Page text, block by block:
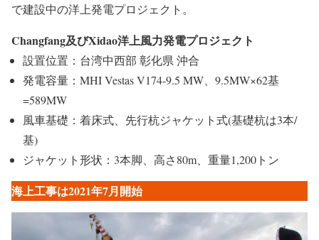
で建設中の洋上発電プロジェクト。
Changfang及びXidao洋上風力発電プロジェクト
設置位置：台湾中西部 彰化県 沖合
発電容量：MHI Vestas V174-9.5 MW、9.5MW×62基
=589MW
風車基礎：着床式、先行杭ジャケット式(基礎杭は3本/
基)
ジャケット形状：3本脚、高さ80m、重量1,200トン
海上工事は2021年7月開始